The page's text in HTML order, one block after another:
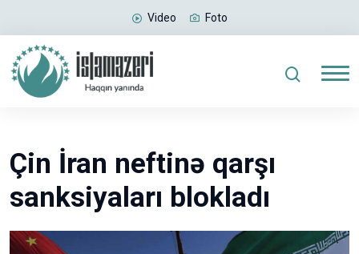
Video Foto
Çin İran neftinə qarşı
sanksiyaları blokladı